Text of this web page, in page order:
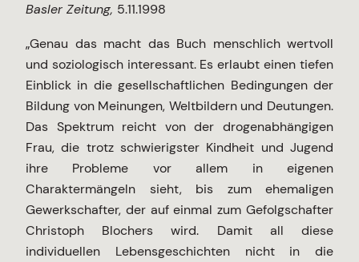
Basler Zeitung, 5.11.1998
„Genau das macht das Buch menschlich wertvoll
und soziologisch interessant. Es erlaubt einen tiefen
Einblick in die gesellschaftlichen Bedingungen der
Bildung von Meinungen, Weltbildern und Deutungen.
Das Spektrum reicht von der drogenabhängigen
Frau, die trotz schwierigster Kindheit und Jugend
ihre Probleme vor allem in eigenen
Charaktermängeln sieht, bis zum ehemaligen
Gewerkschafter, der auf einmal zum Gefolgschafter
Christoph Blochers wird. Damit all diese
individuellen Lebensgeschichten nicht in die